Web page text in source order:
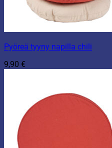
Pyöreä tyyny napilla chili
9,90 €